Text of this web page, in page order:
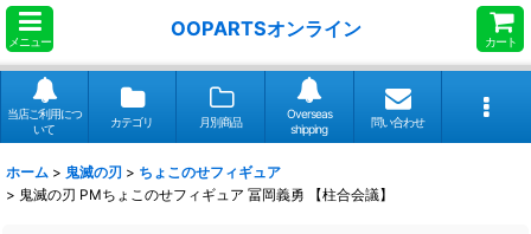
メニュー
OOPARTSオンライン
カート
当店ご利用につ
いて
カテゴリ 月別商品
Overseas
shipping
問い合わせ
ホーム > 鬼滅の刃 > ちょこのせフィギュア
> 鬼滅の刃 PMちょこのせフィギュア 冨岡義勇 【柱合会議】